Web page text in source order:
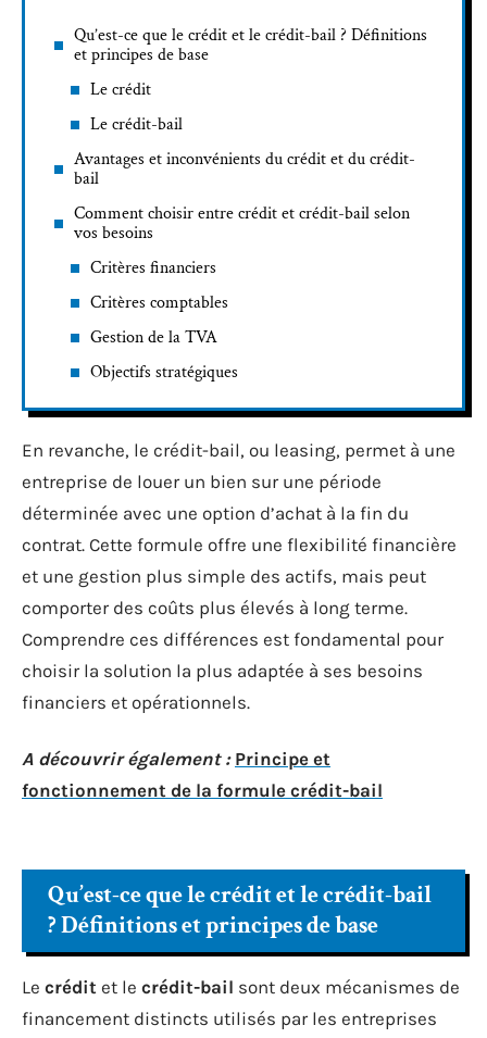
Qu’est-ce que le crédit et le crédit-bail ? Définitions
et principes de base
Le crédit
Le crédit-bail
Avantages et inconvénients du crédit et du crédit-
bail
Comment choisir entre crédit et crédit-bail selon
vos besoins
Critères financiers
Critères comptables
Gestion de la TVA
Objectifs stratégiques
En revanche, le crédit-bail, ou leasing, permet à une
entreprise de louer un bien sur une période
déterminée avec une option d’achat à la fin du
contrat. Cette formule offre une flexibilité financière
et une gestion plus simple des actifs, mais peut
comporter des coûts plus élevés à long terme.
Comprendre ces différences est fondamental pour
choisir la solution la plus adaptée à ses besoins
financiers et opérationnels.
A découvrir également : Principe et
fonctionnement de la formule crédit-bail
Qu’est-ce que le crédit et le crédit-bail
? Définitions et principes de base
Le crédit et le crédit-bail sont deux mécanismes de
financement distincts utilisés par les entreprises